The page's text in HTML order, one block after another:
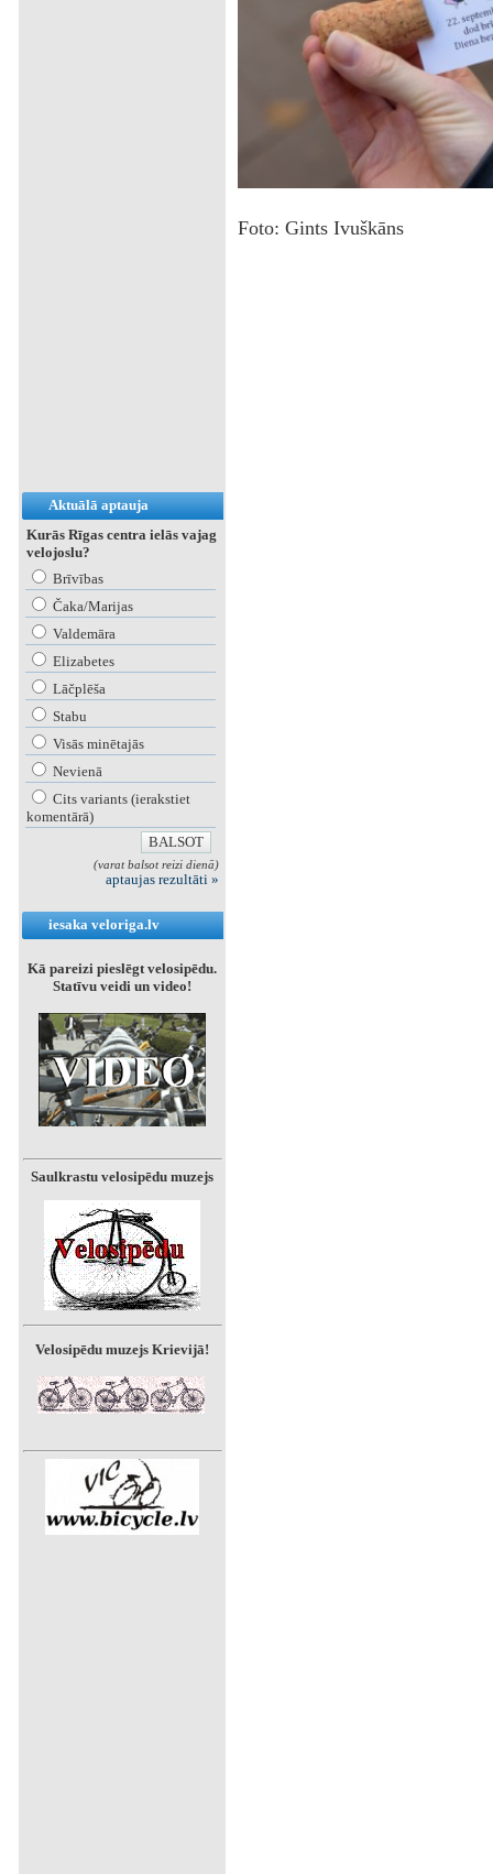
Aktuālā aptauja
Kurās Rīgas centra ielās vajag
velojoslu?
Brīvības
Čaka/Marijas
Valdemāra
Elizabetes
Lāčplēša
Stabu
Visās minētajās
Nevienā
Cits variants (ierakstiet
komentārā)
(varat balsot reizi dienā)
aptaujas rezultāti »
iesaka veloriga.lv
Kā pareizi pieslēgt velosipēdu.
Statīvu veidi un video!
Saulkrastu velosipēdu muzejs
Velosipēdu muzejs Krievijā!
Foto: Gints Ivuškāns